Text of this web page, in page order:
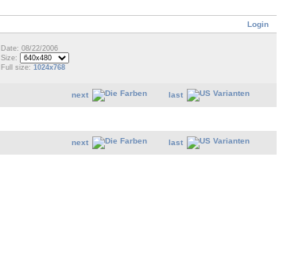
Login
Date: 08/22/2006
Size:
Full size: 1024x768
next last
next last